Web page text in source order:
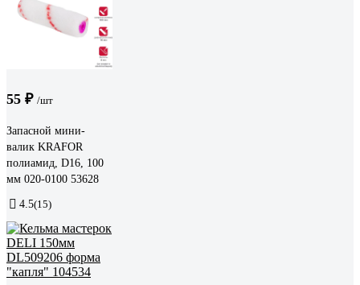
55 ₽ /шт
Запасной мини-
валик KRAFOR
полиамид, D16, 100
мм 020-0100 53628
4.5(15)